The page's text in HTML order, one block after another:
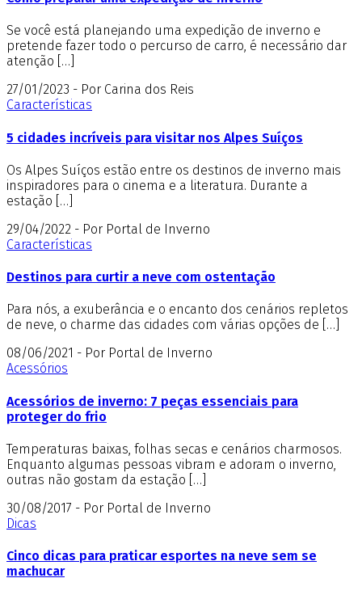
Se você está planejando uma expedição de inverno e
pretende fazer todo o percurso de carro, é necessário dar
atenção […]
27/01/2023 - Por Carina dos Reis
Características
5 cidades incríveis para visitar nos Alpes Suíços
Os Alpes Suíços estão entre os destinos de inverno mais
inspiradores para o cinema e a literatura. Durante a
estação […]
29/04/2022 - Por Portal de Inverno
Características
Destinos para curtir a neve com ostentação
Para nós, a exuberância e o encanto dos cenários repletos
de neve, o charme das cidades com várias opções de […]
08/06/2021 - Por Portal de Inverno
Acessórios
Acessórios de inverno: 7 peças essenciais para
proteger do frio
Temperaturas baixas, folhas secas e cenários charmosos.
Enquanto algumas pessoas vibram e adoram o inverno,
outras não gostam da estação […]
30/08/2017 - Por Portal de Inverno
Dicas
Cinco dicas para praticar esportes na neve sem se
machucar